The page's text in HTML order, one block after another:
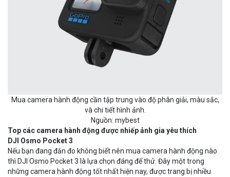
Mua camera hành động cần tập trung vào độ phân giải, màu sắc,
và chi tiết hình ảnh.
Nguồn: mybest
Top các camera hành động được nhiếp ảnh gia yêu thích
DJI Osmo Pocket 3
Nếu bạn đang đắn đo không biết nên mua camera hành động nào
thì DJI Osmo Pocket 3 là lựa chọn đáng để thử. Đây một trong
những camera hành động tốt nhất hiện nay, được trang bị nhiều